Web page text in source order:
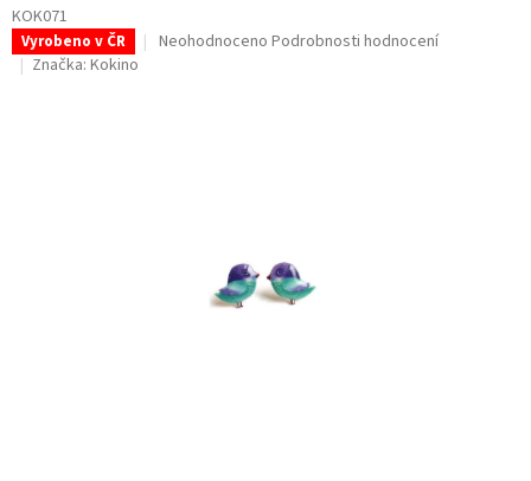
KOK071
Vyrobeno v ČR
Průměrné
Neohodnoceno Podrobnosti hodnocení
Značka: Kokino